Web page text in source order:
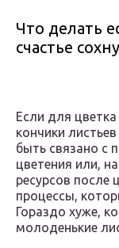
Что делать
счастье
Если для
кончики
быть связано с
цветения или,
ресурсов после
процессы,
Гораздо хуже,
молоденькие